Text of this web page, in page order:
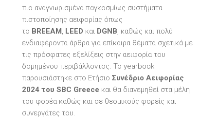
πιο αναγνωρισμένα παγκοσμίως συστήματα
πιστοποίησης αειφορίας όπως
το BREEAM, LEED και DGNB, καθώς και πολύ
ενδιαφέροντα άρθρα για επίκαιρα θέματα σχετικά με
τις πρόσφατες εξελίξεις στην αειφορία του
δομημένου περιβάλλοντος. Το yearbook
παρουσιάστηκεστο Ετήσιο Συνέδριο Αειφορίας
2024 του SBC Greece και θα διανεμηθεί στα μέλη
του φορέα καθώς και σε θεσμικούς φορείς και
συνεργάτες του.